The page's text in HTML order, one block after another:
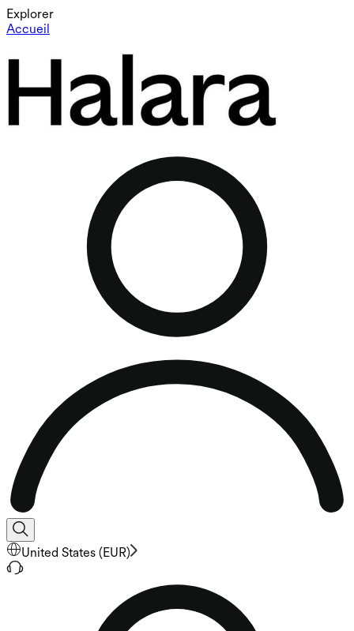
Explorer
Accueil
United States (EUR)